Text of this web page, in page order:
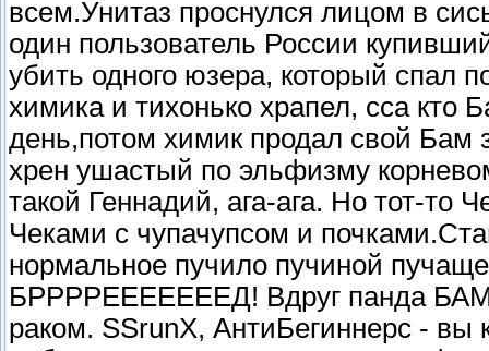
всем.Унитаз проснулся лицом в
один пользователь России
убить одного юзера, который спал
химика и тихонько храпел, сса кто
день,потом химик продал свой Бам
хрен ушастый по эльфизму
такой Геннадий, ага-ага. Но тот-то
Чеками с чупачупсом и
нормальное пучило пучиной
БРРРРЕЕЕЕЕЕЕД! Вдруг панда
раком. SSrunX, АнтиБегиннерс -